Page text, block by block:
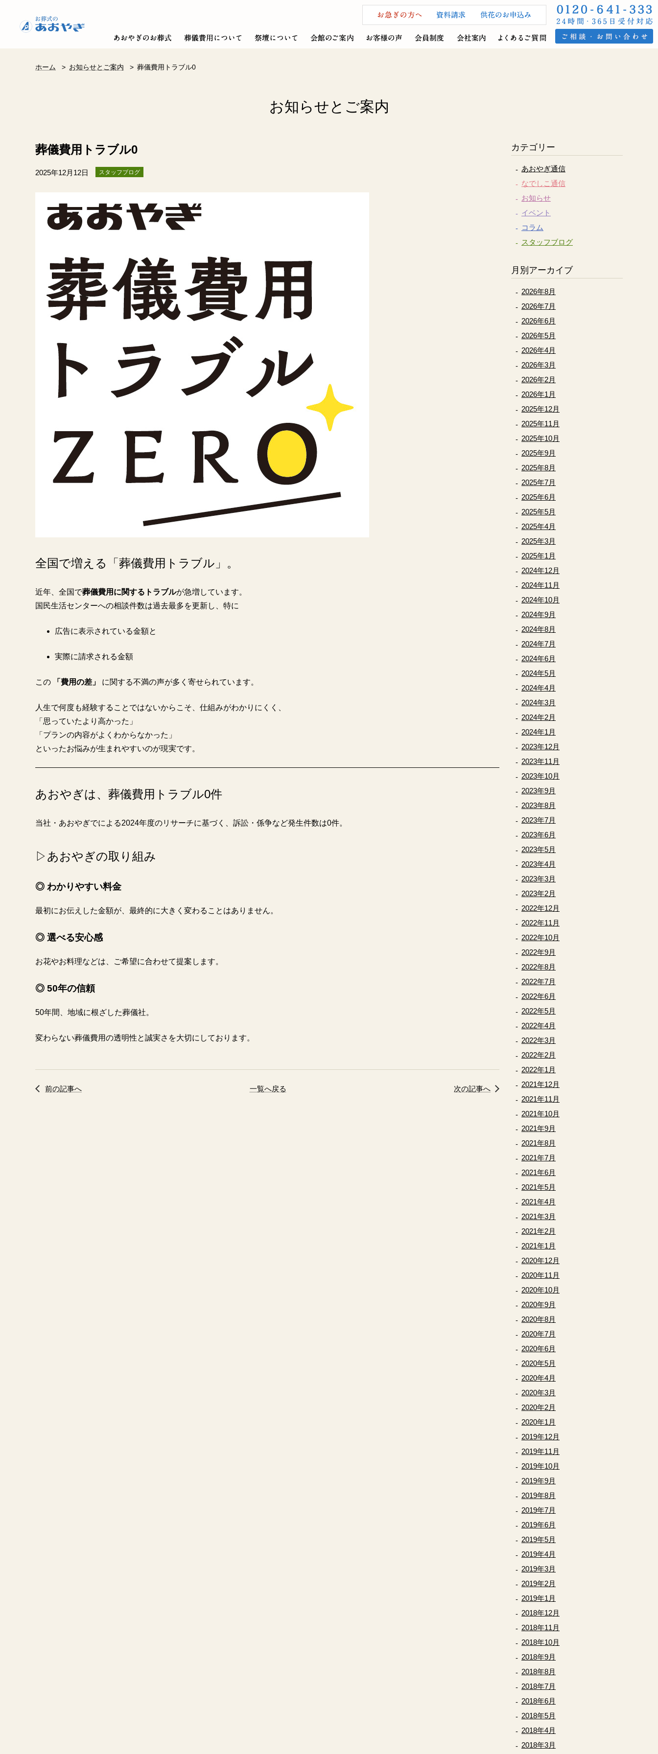
ホーム > お知らせとご案内 > 葬儀費用トラブル0
お知らせとご案内
葬儀費用トラブル0
2025年12月12日 スタッフブログ
全国で増える「葬儀費用トラブル」。
近年、全国で葬儀費用に関するトラブルが急増しています。
国民生活センターへの相談件数は過去最多を更新し、特に
広告に表示されている金額と
実際に請求される金額
この 「費用の差」 に関する不満の声が多く寄せられています。
人生で何度も経験することではないからこそ、仕組みがわかりにくく、
「思っていたより高かった」
「プランの内容がよくわからなかった」
といったお悩みが生まれやすいのが現実です。
あおやぎは、葬儀費用トラブル0件
当社・あおやぎでによる2024年度のリサーチに基づく、訴訟・係争など発生件数は0件。
▷あおやぎの取り組み
◎ わかりやすい料金
最初にお伝えした金額が、最終的に大きく変わることはありません。
◎ 選べる安心感
お花やお料理などは、ご希望に合わせて提案します。
◎ 50年の信頼
50年間、地域に根ざした葬儀社。
変わらない葬儀費用の透明性と誠実さを大切にしております。
前の記事へ 一覧へ戻る 次の記事へ
カテゴリー
あおやぎ通信
なでしこ通信
お知らせ
イベント
コラム
スタッフブログ
月別アーカイブ
2026年8月
2026年7月
2026年6月
2026年5月
2026年4月
2026年3月
2026年2月
2026年1月
2025年12月
2025年11月
2025年10月
2025年9月
2025年8月
2025年7月
2025年6月
2025年5月
2025年4月
2025年3月
2025年1月
2024年12月
2024年11月
2024年10月
2024年9月
2024年8月
2024年7月
2024年6月
2024年5月
2024年4月
2024年3月
2024年2月
2024年1月
2023年12月
2023年11月
2023年10月
2023年9月
2023年8月
2023年7月
2023年6月
2023年5月
2023年4月
2023年3月
2023年2月
2022年12月
2022年11月
2022年10月
2022年9月
2022年8月
2022年7月
2022年6月
2022年5月
2022年4月
2022年3月
2022年2月
2022年1月
2021年12月
2021年11月
2021年10月
2021年9月
2021年8月
2021年7月
2021年6月
2021年5月
2021年4月
2021年3月
2021年2月
2021年1月
2020年12月
2020年11月
2020年10月
2020年9月
2020年8月
2020年7月
2020年6月
2020年5月
2020年4月
2020年3月
2020年2月
2020年1月
2019年12月
2019年11月
2019年10月
2019年9月
2019年8月
2019年7月
2019年6月
2019年5月
2019年4月
2019年3月
2019年2月
2019年1月
2018年12月
2018年11月
2018年10月
2018年9月
2018年8月
2018年7月
2018年6月
2018年5月
2018年4月
2018年3月